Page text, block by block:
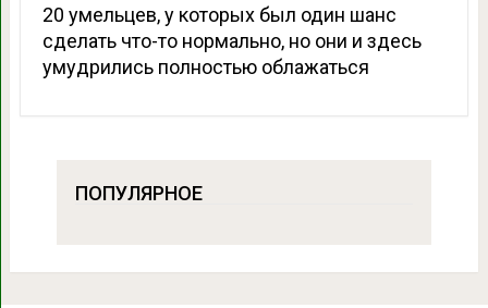
20 умельцев, у которых был один шанс
сделать что-то нормально, но они и здесь
умудрились полностью облажаться
ПОПУЛЯРНОЕ